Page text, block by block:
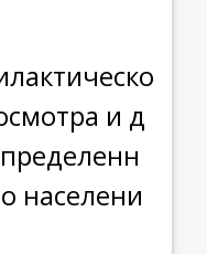
и д
населени